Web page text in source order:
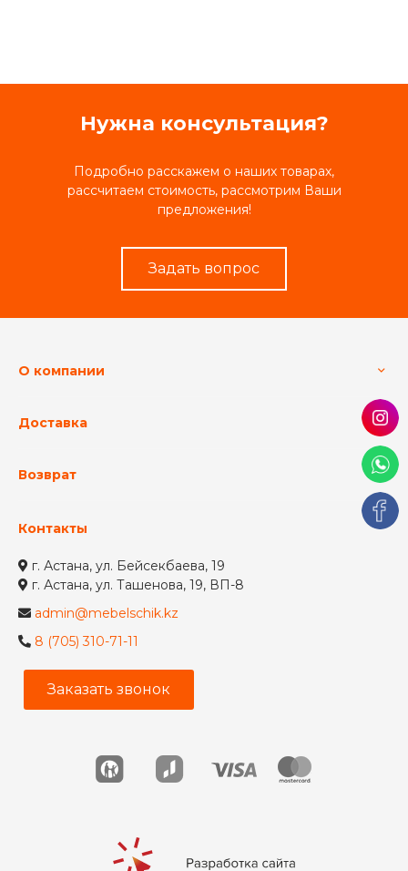
Нужна консультация?
Подробно расскажем о наших товарах,
рассчитаем стоимость, рассмотрим Ваши
предложения!
Задать вопрос
О компании
Доставка
Возврат
Контакты
г. Астана, ул. Бейсекбаева, 19
г. Астана, ул. Ташенова, 19, ВП-8
admin@mebelschik.kz
8 (705) 310-71-11
Заказать звонок